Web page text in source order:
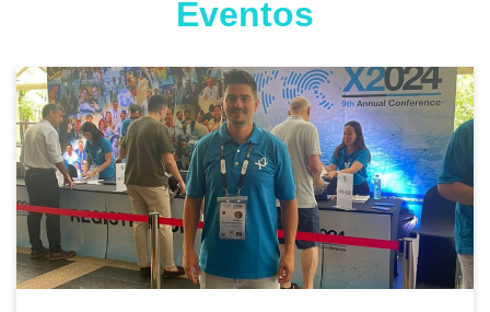
Eventos